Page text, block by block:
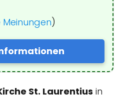
Meinungen)
St. Laurentius in